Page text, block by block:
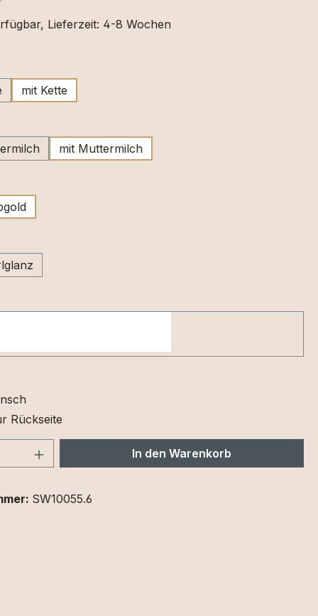
Lieferzeit: 4-8 Wochen
mit Kette
mit Muttermilch
Rückseite
Gib den gewünschten Wert
In den Warenkorb
SW10055.6